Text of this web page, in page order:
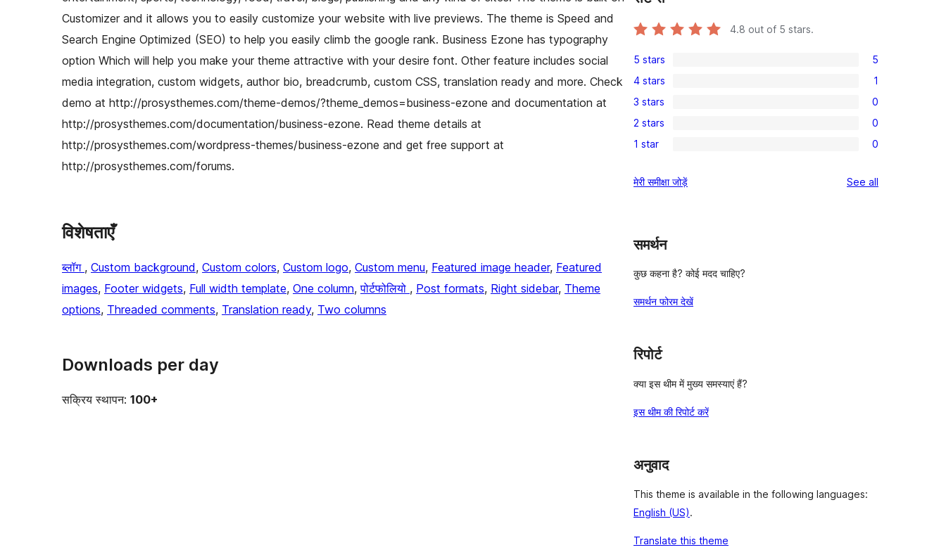
Customizer and it allows you to easily customize your website with live previews. The theme is Speed and
Search Engine Optimized (SEO) to help you easily climb the google rank. Business Ezone has typography
option Which will help you make your theme attractive with your desire font. Other feature includes social
media integration, custom widgets, author bio, breadcrumb, custom CSS, translation ready and more. Check
demo at http://prosysthemes.com/theme-demos/?theme_demos=business-ezone and documentation at
http://prosysthemes.com/documentation/business-ezone. Read theme details at
http://prosysthemes.com/wordpress-themes/business-ezone and get free support at
http://prosysthemes.com/forums.
विशेषताएँ
ब्लॉग , Custom background, Custom colors, Custom logo, Custom menu, Featured image header, Featured
images, Footer widgets, Full width template, One column, पोर्टफोलियो , Post formats, Right sidebar, Theme
options, Threaded comments, Translation ready, Two columns
Downloads per day
सक्रिय स्थापन: 100+
4.8 out of 5 stars.
5
5-
star
reviews
5 stars 5
1
4-
star
review
4 stars 1
0
3-
star
3 stars 0
0
2-
reviews
2 stars 0
0
star
1 star 0
मेरी समीक्षा जोड़ें See all
समर्थन
कुछ कहना है? कोई मदद चाहिए?
समर्थन फोरम देखें
रिपोर्ट
क्या इस थीम में मुख्य समस्याएं हैं?
इस थीम की रिपोर्ट करें
अनुवाद
This theme is available in the following languages:
English (US).
Translate this theme